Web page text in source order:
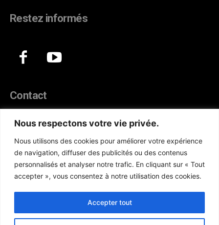
Nous respectons votre vie privée.
Nous utilisons des cookies pour améliorer votre expérience
de navigation, diffuser des publicités ou des contenus
personnalisés et analyser notre trafic. En cliquant sur « Tout
accepter », vous consentez à notre utilisation des cookies.
Accepter tout
Restez informés
Contact
Téléphone :(+221) 70 330 86 87‬
WhatsApp : (+33) 6 52 17 85 46
E-mail : redaction@atlanticactu.com
E-mail : commercial@atlanticactu.com
Nous écrire Qui sommes-nous ?